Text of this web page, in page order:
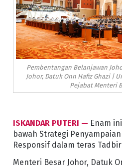
Pembentangan Belanjawan
Johor, Datuk Onn Hafiz Ghazi |
Pejabat Menteri
ISKANDAR PUTERI — Enam
bawah Strategi
Responsif dalam teras
Menteri Besar Johor, Datuk